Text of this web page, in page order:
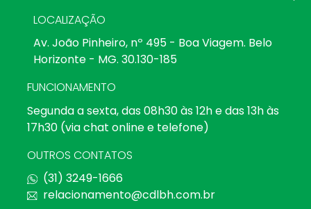
LOCALIZAÇÃO
Av. João Pinheiro, nº 495 - Boa Viagem. Belo
Horizonte - MG. 30.130-185
FUNCIONAMENTO
Segunda a sexta, das 08h30 às 12h e das 13h às
17h30 (via chat online e telefone)
OUTROS CONTATOS
(31) 3249-1666
relacionamento@cdlbh.com.br